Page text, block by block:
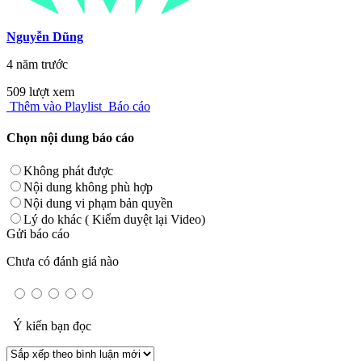
Nguyễn Dũng
4 năm trước
509 lượt xem
Thêm vào Playlist Báo cáo
Chọn nội dung báo cáo
Không phát được
Nội dung không phù hợp
Nội dung vi phạm bản quyền
Lý do khác ( Kiểm duyệt lại Video)
Gửi báo cáo
Chưa có đánh giá nào
Ý kiến bạn đọc